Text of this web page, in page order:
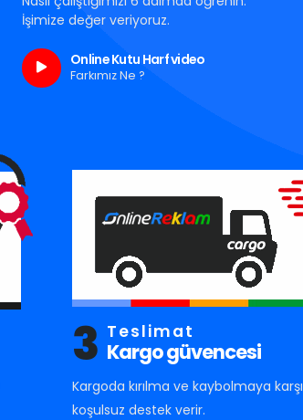
İşimize değer veriyoruz.
Online Kutu Harf video
Farkımız Ne ?
3 Teslimat
Kargo güvencesi
Kargoda kırılma ve kaybolmaya karşı
koşulsuz destek verir.